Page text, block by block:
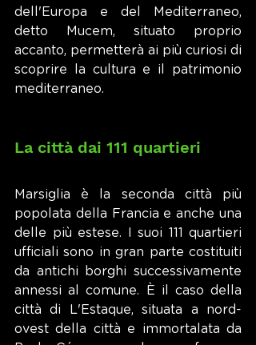
dell'Europa e del Mediterraneo,
detto Mucem, situato proprio
accanto, permetterà ai più curiosi di
scoprire la cultura e il patrimonio
mediterraneo.
La città dai 111 quartieri
Marsiglia è la seconda città più
popolata della Francia e anche una
delle più estese. I suoi 111 quartieri
ufficiali sono in gran parte costituiti
da antichi borghi successivamente
annessi al comune. È il caso della
città di L'Estaque, situata a nord-
ovest della città e immortalata da